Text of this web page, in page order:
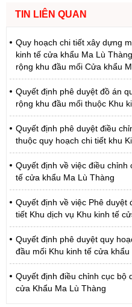
TIN LIÊN QUAN
Quy hoạch chi tiết xây dựng
kinh tế cửa khẩu Ma Lù
rộng khu đầu mối Cửa khẩu
Quyết định phê duyệt đồ án
rộng khu đầu mối thuộc Khu
Quyết định phê duyệt điều
thuộc quy hoạch chi tiết khu
Quyết định về việc điều chỉnh
tế cửa khẩu Ma Lù Thàng
Quyết định về việc Phê duyệt
tiết Khu dịch vụ Khu kinh tế
Quyết định phê duyệt quy
đầu mối Khu kinh tế cửa
Quyết định điều chỉnh cục bộ
cửa Khẩu Ma Lù Thàng